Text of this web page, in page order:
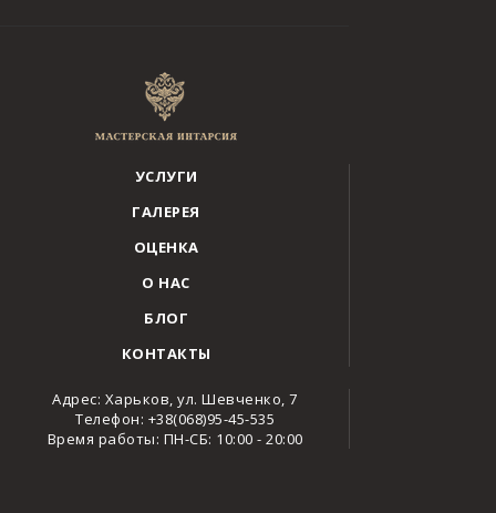
УСЛУГИ
ГАЛЕРЕЯ
ОЦЕНКА
О НАС
БЛОГ
КОНТАКТЫ
Адрес: Харьков, ул. Шевченко, 7
Телефон: +38(068)95-45-535
Время работы: ПН-СБ: 10:00 - 20:00